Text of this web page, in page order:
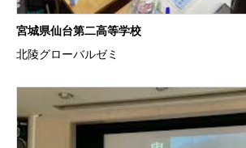
宮城県仙台第二高等学校
北陵グローバルゼミ